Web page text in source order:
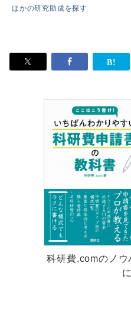
ほかの研究助成を探す
科研費.comのノ